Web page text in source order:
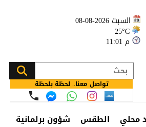
السبت 2026-08-08
25°C
11:01 م
تواصل معنا.. لحظة بلحظة
محلي الطقس شؤون برلمانية